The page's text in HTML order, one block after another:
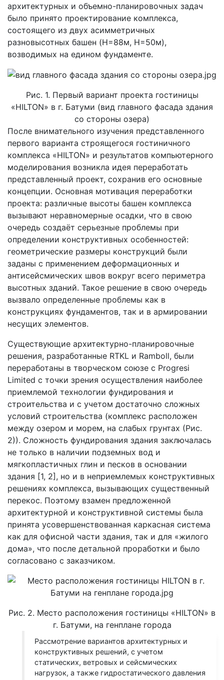
архитектурных и объемно-планировочных задач
было принято проектирование комплекса,
состоящего из двух асимметричных
разновысотных башен (H=88м, H=50м),
возводимых на едином фундаменте.
Рис. 1. Первый вариант проекта гостиницы
«HILTON» в г. Батуми (вид главного фасада здания
со стороны озера)
После внимательного изучения представленного
первого варианта строящегося гостиничного
комплекса «HILTON» и результатов компьютерного
моделирования возникла идея переработать
представленный проект, сохранив его основные
концепции. Основная мотивация переработки
проекта: различные высоты башен комплекса
вызывают неравномерные осадки, что в свою
очередь создаёт серьезные проблемы при
определении конструктивных особенностей:
геометрические размеры конструкций были
заданы с применением деформационных и
антисейсмических швов вокруг всего периметра
высотных зданий. Такое решение в свою очередь
вызвало определенные проблемы как в
конструкциях фундаментов, так и в армировании
несущих элементов.
Существующие архитектурно-планировочные
решения, разработанные RTKL и Ramboll, были
переработаны в творческом союзе с Progresi
Limited с точки зрения осуществления наиболее
приемлемой технологии фундирования и
строительства и с учетом достаточно сложных
условий строительства (комплекс расположен
между озером и морем, на слабых грунтах (Рис.
2)). Сложность фундирования здания заключалась
не только в наличии подземных вод и
мягкопластичных глин и песков в основании
здания [1, 2], но и в неприемлемых конструктивных
решениях комплекса, вызывающих существенный
перекос. Поэтому взамен предложенной
архитектурной и конструктивной системы была
принята усовершенствованная каркасная система
как для офисной части здания, так и для «жилого
дома», что после детальной проработки и было
согласовано с заказчиком.
Рис. 2. Место расположения гостиницы «HILTON» в
г. Батуми, на генплане города
Рассмотрение вариантов архитектурных и
конструктивных решений, с учетом
статических, ветровых и сейсмических
нагрузок, а также гидростатического давления